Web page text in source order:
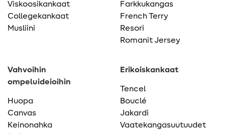
Viskoosikankaat
Collegekankaat
Musliini
Farkkukangas
French Terry
Resori
Romanit Jersey
Vahvoihin
ompeluideioihin
Huopa
Canvas
Keinonahka
Erikoiskankaat
Tencel
Bouclé
Jakardi
Vaatekangasuutuudet